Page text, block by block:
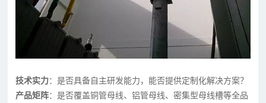
技术实力：是否具备自主研发能力，能否提供定制化解决方案？
产品矩阵：是否覆盖铜管母线、铝管母线、密集型母线槽等全品